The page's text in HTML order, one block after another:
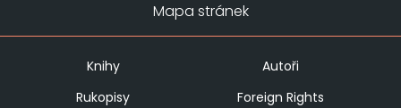
Mapa stránek
Knihy
Autoři
Rukopisy
Foreign Rights